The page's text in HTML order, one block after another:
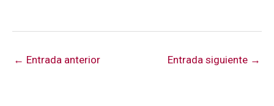
← Entrada anterior Entrada siguiente →